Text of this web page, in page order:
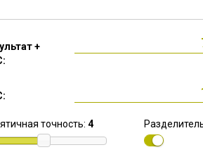
+
точность: 4